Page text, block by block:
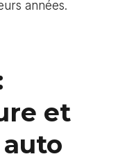
années.
et